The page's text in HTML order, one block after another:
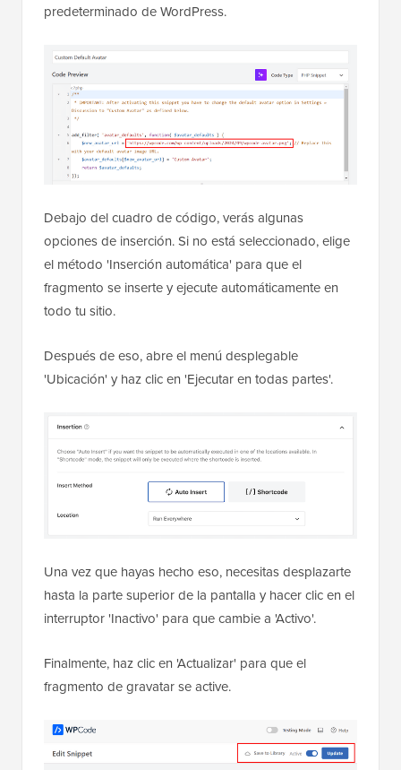
predeterminado de WordPress.
Debajo del cuadro de código, verás algunas
opciones de inserción. Si no está seleccionado, elige
el método 'Inserción automática' para que el
fragmento se inserte y ejecute automáticamente en
todo tu sitio.
Después de eso, abre el menú desplegable
'Ubicación' y haz clic en 'Ejecutar en todas partes'.
Una vez que hayas hecho eso, necesitas desplazarte
hasta la parte superior de la pantalla y hacer clic en el
interruptor 'Inactivo' para que cambie a 'Activo'.
Finalmente, haz clic en 'Actualizar' para que el
fragmento de gravatar se active.